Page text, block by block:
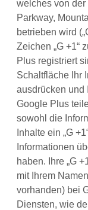
welches von
Parkway,
betrieben wird
Zeichen „G +1“
Plus registriert
Schaltfläche Ihr
ausdrücken und
Google Plus
sowohl die
Inhalte ein „G
Informationen
haben. Ihre „G
mit Ihrem
vorhanden) bei
Diensten, wie